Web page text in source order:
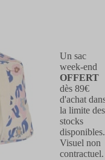
Un sac
week-end
OFFERT
dès 89€
d'achat
la limite des
stocks
Visuel non
contractuel.